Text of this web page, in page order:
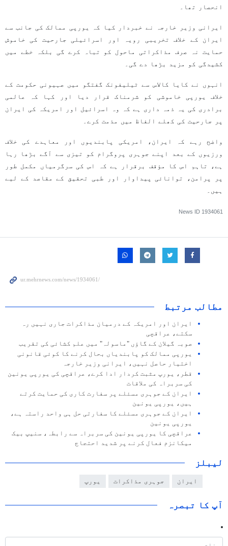
انحصار تھا۔
ایرانی وزیر خارجہ نے خبردار کیا کہ یورپی ممالک کی جانب سے
ایران کے خلاف تخریبی رویہ اور اسرائیلی جارحیت کی خاموش
حمایت نہ صرف مذاکراتی ماحول کو تباہ کرے گی بلکہ خطے میں
کشیدگی کو مزید بڑھا دے گی۔
انہوں نے کایا کالاس سے ٹیلیفونک گفتگو میں صہیونی حکومت کے
خلاف یورپی خاموشی کو شرمناک قرار دیا اور کہا کہ عالمی
برادری کی یہ ذمہ داری ہے کہ وہ اسرائیل اور امریکہ کی ایران
پر جارحیت کی کھلے الفاظ میں مذمت کرے۔
واضح رہے کہ ایران، امریکی پابندیوں اور معاہدے کی خلاف
ورزیوں کے بعد اپنے جوہری پروگرام کو تیزی سے آگے بڑھا رہا
ہے، تاہم اس کا مؤقف برقرار ہے کہ اس کی سرگرمیاں مکمل طور
پر پرامن، توانائی پیداوار اور طبی تحقیق کے مقاصد کے لیے
ہیں۔
News ID 1934061
مطالب مرتبط
ایران اور امریکہ کے درمیان مذاکرات جاری نہیں رہ
سکتے، عراقچی
صوبہ گیلان کے گاؤں "ماسولہ" میں علم کشائی کی تقریب
یورپی ممالک کو پابندیاں بحال کرنے کا کوئی قانونی
اختیار حاصل نہیں، ایرانی وزیر خارجہ
قطر، یورپ مثبت کردار ادا کرے، عراقچی کی یورپی یونین
کی سربراہ کی ملاقات
ایران کے جوہری مسئلے پر سفارت کاری کی حمایت کرتے
ہیں، یورپی یونین
ایران کے جوہری مسئلے کا سفارتی حل ہی واحد راستہ ہے،
یورپی یونین
عراقچی کا یورپی یونین کی سربراہ سے رابطہ، سنیپ بیک
میکانزم فعال کرنے پر شدید احتجاج
لیبلز
ایران جوہری مذاکرات یورپ
آپ کا تبصرہ